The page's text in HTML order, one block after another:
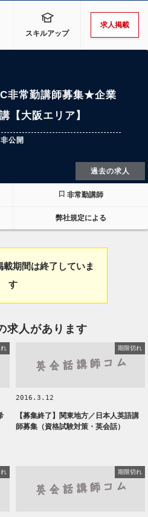
スキルアップ
求人掲載
常勤講師募集★企業
【大阪エリア】
非公開
過去の求人
非常勤講師
弊社規定による
期間は終了していま
す
求人があります
期限切れ
2016.3.12
【募集終了】関東地方／日本人英語講
師募集（資格試験対策・英会話）
期限切れ